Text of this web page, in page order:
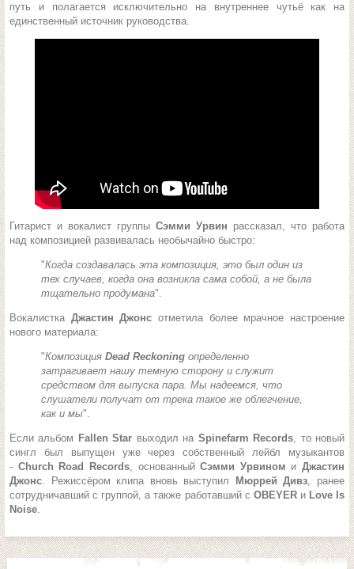
путь и полагается исключительно на внутреннее чутьё как на
единственный источник руководства.
Гитарист и вокалист группы Сэмми Урвин рассказал, что работа
над композицией развивалась необычайно быстро:
"Когда создавалась эта композиция, это был один из
тех случаев, когда она возникла сама собой, а не была
тщательно продумана".
Вокалистка Джастин Джонс отметила более мрачное настроение
нового материала:
"Композиция Dead Reckoning определенно
затрагивает нашу темную сторону и служит
средством для выпуска пара. Мы надеемся, что
слушатели получат от трека такое же облегчение,
как и мы".
Если альбом Fallen Star выходил на Spinefarm Records, то новый
сингл был выпущен уже через собственный лейбл музыкантов
- Church Road Records, основанныйСэмми Урвином и Джастин
Джонс. Режиссёром клипа вновь выступил Мюррей Дивз, ранее
сотрудничавший с группой, а также работавший с OBEYERи Love Is
Noise.